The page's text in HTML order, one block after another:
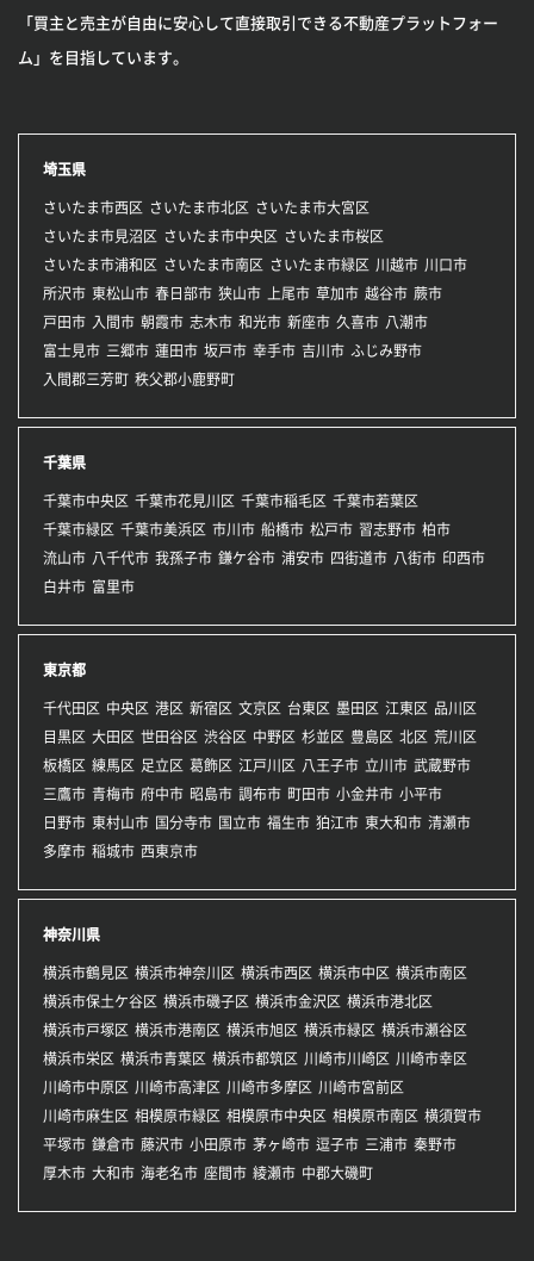
「買主と売主が自由に安心して直接取引できる不動産プラットフォー
ム」を目指しています。
埼玉県
さいたま市西区 さいたま市北区
さいたま市大宮区
さいたま市見沼区
さいたま市中央区
さいたま市桜区
さいたま市浦和区
さいたま市南区 さいたま市緑区 川越市 川口市
所沢市 東松山市 春日部市 狭山市 上尾市 草加市 越谷市 蕨市
戸田市 入間市 朝霞市 志木市 和光市 新座市 久喜市 八潮市
富士見市 三郷市 蓮田市 坂戸市 幸手市 吉川市 ふじみ野市
入間郡三芳町 秩父郡小鹿野町
千葉県
千葉市中央区 千葉市花見川区 千葉市稲毛区 千葉市若葉区
千葉市緑区 千葉市美浜区 市川市 船橋市 松戸市 習志野市 柏市
流山市 八千代市 我孫子市 鎌ケ谷市 浦安市 四街道市 八街市 印西市
白井市 富里市
東京都
千代田区 中央区 港区 新宿区 文京区 台東区 墨田区 江東区 品川区
目黒区 大田区 世田谷区 渋谷区 中野区 杉並区 豊島区 北区 荒川区
板橋区 練馬区 足立区 葛飾区 江戸川区 八王子市 立川市 武蔵野市
三鷹市 青梅市 府中市 昭島市 調布市 町田市 小金井市 小平市
日野市 東村山市 国分寺市 国立市 福生市 狛江市 東大和市 清瀬市
多摩市 稲城市 西東京市
神奈川県
横浜市鶴見区 横浜市神奈川区 横浜市西区 横浜市中区 横浜市南区
横浜市保土ケ谷区 横浜市磯子区 横浜市金沢区 横浜市港北区
横浜市戸塚区 横浜市港南区 横浜市旭区 横浜市緑区 横浜市瀬谷区
横浜市栄区 横浜市青葉区 横浜市都筑区 川崎市川崎区 川崎市幸区
川崎市中原区 川崎市高津区 川崎市多摩区 川崎市宮前区
川崎市麻生区 相模原市緑区 相模原市中央区 相模原市南区 横須賀市
平塚市 鎌倉市 藤沢市 小田原市 茅ヶ崎市 逗子市 三浦市 秦野市
厚木市 大和市 海老名市 座間市 綾瀬市 中郡大磯町